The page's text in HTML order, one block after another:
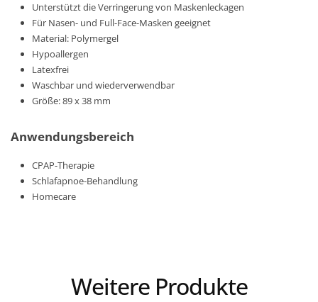
Unterstützt die Verringerung von Maskenleckagen
Für Nasen- und Full-Face-Masken geeignet
Material: Polymergel
Hypoallergen
Latexfrei
Waschbar und wiederverwendbar
Größe: 89 x 38 mm
Anwendungsbereich
CPAP-Therapie
Schlafapnoe-Behandlung
Homecare
Weitere Produkte